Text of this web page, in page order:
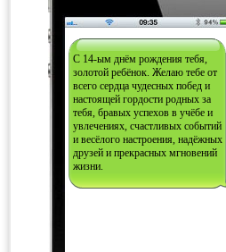
С 14-ым днём рождения тебя,
золотой ребёнок. Желаю тебе от
всего сердца чудесных побед и
настоящей гордости родных за
тебя, бравых успехов в учёбе и
увлечениях, счастливых событий
и весёлого настроения, надёжных
друзей и прекрасных мгновений
жизни.